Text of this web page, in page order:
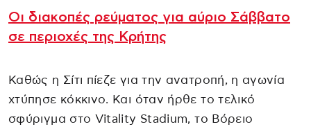
Οι διακοπές ρεύματος για αύριο Σάββατο
σε περιοχές της Κρήτης
Καθώς η Σίτι πίεζε για την ανατροπή, η αγωνία
χτύπησε κόκκινο. Και όταν ήρθε το τελικό
σφύριγμα στο Vitality Stadium, το Βόρειο